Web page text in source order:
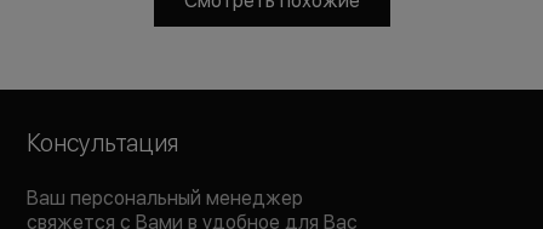
Консультация
Ваш персональный менеджер
свяжется с Вами в удобное для Вас